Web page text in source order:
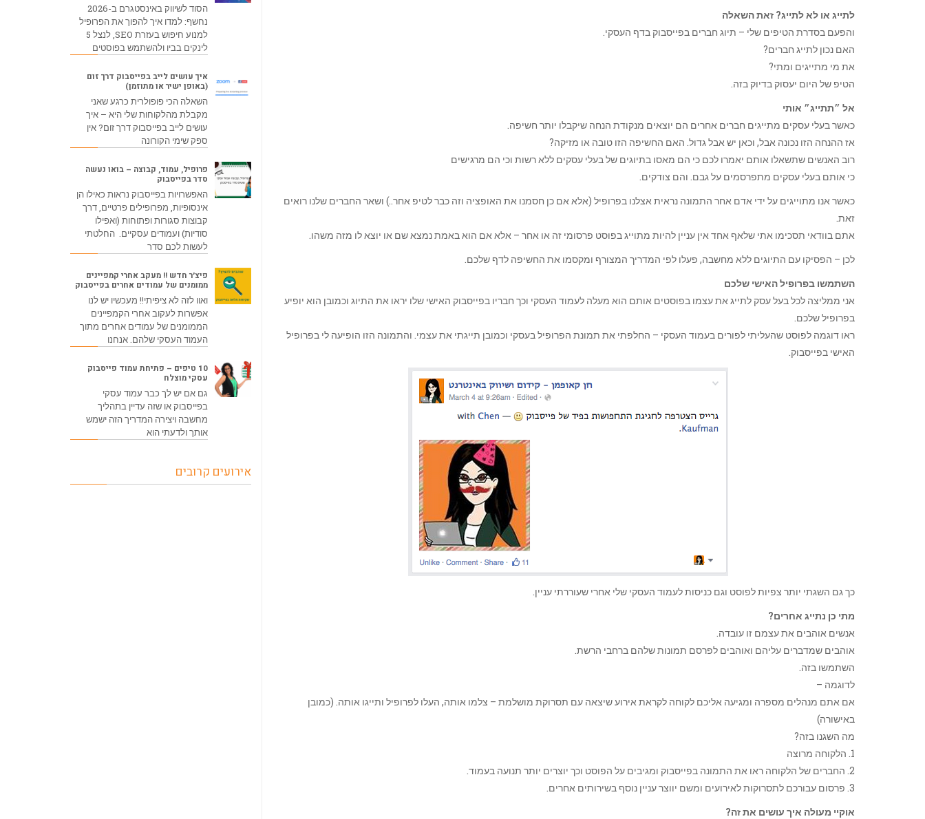
לתייג או לא לתייג? זאת השאלה
והפעם בסדרת הטיפים שלי – תיוג חברים בפייסבוק בדף העסקי.
האם נכון לתייג חברים?
את מי מתייגים ומתי?
הטיפ של היום יעסוק בדיוק בזה.
אל ״תתייג״ אותי
כאשר בעלי עסקים מתייגים חברים אחרים הם יוצאים מנקודת הנחה שיקבלו יותר חשיפה.
אז ההנחה הזו נכונה אבל, וכאן יש אבל גדול. האם החשיפה הזו טובה או מזיקה?
רוב האנשים שתשאלו אותם יאמרו לכם כי הם מאסו בתיוגים של בעלי עסקים ללא רשות וכי הם מרגישים
כי אותם בעלי עסקים מתפרסמים על גבם. והם צודקים.
כאשר אנו מתוייגים על ידי אדם אחר התמונה נראית אצלנו בפרופיל (אלא אם כן חסמנו את האופציה וזה כבר לטיפ אחר..) ושאר החברים שלנו רואים
זאת.
אתם בוודאי תסכימו אתי שלאף אחד אין עניין להיות מתוייג בפוסט פרסומי זה או אחר – אלא אם הוא באמת נמצא שם או יוצא לו מזה משהו.
לכן – הפסיקו עם התיוגים ללא מחשבה, פעלו לפי המדריך המצורף ומקסמו את החשיפה לדף שלכם.
השתמשו בפרופיל האישי שלכם
אני ממליצה לכל בעל עסק לתייג את עצמו בפוסטים אותם הוא מעלה לעמוד העסקי וכך חבריו בפייסבוק האישי שלו יראו את התיוג וכמובן הוא יופיע
בפרופיל שלכם.
ראו דוגמה לפוסט שהעליתי לפורים בעמוד העסקי – החלפתי את תמונת הפרופיל בעסקי וכמובן תייגתי את עצמי. והתמונה הזו הופיעה לי בפרופיל
האישי בפייסבוק.
כך גם השגתי יותר צפיות לפוסט וגם כניסות לעמוד העסקי שלי אחרי שעוררתי עניין.
מתי כן נתייג אחרים?
אנשים אוהבים את עצמם זו עובדה.
אוהבים שמדברים עליהם ואוהבים לפרסם תמונות שלהם ברחבי הרשת.
השתמשו בזה.
לדוגמה –
אם אתם מנהלים מספרה ומגיעה אליכם לקוחה לקראת אירוע שיצאה עם תסרוקת מושלמת – צלמו אותה, העלו לפרופיל ותייגו אותה. (כמובן
באישורה)
מה השגנו בזה?
1. הלקוחה מרוצה
2. החברים של הלקוחה ראו את התמונה בפייסבוק ומגיבים על הפוסט וכך יוצרים יותר תנועה בעמוד.
3. פרסום עבורכם לתסרוקות לאירועים ומשם יווצר עניין נוסף בשירותים אחרים.
אוקיי מעולה איך עושים את זה?
הסוד לשיווק באינסטגרם ב-2026
נחשף: למדו איך להפוך את הפרופיל
למנוע חיפוש בעזרת SEO, לנצל 5
לינקים בביו ולהשתמש בפוסטים
איך עושים לייב בפייסבוק דרך זום
(באופן ישיר או מתוזמן)
השאלה הכי פופולרית כרגע שאני
מקבלת מהלקוחות שלי היא – איך
עושים לייב בפייסבוק דרך זום? אין
ספק שימי הקורונה
פרופיל, עמוד, קבוצה – בואו נעשה
סדר בפייסבוק
האפשרויות בפייסבוק נראות כאילו הן
אינסופיות, מפרופילים פרטיים, דרך
קבוצות סגורות ופתוחות (ואפילו
סודיות) ועמודים עסקיים. החלטתי
לעשות לכם סדר
פיצ׳ר חדש !! מעקב אחרי קמפיינים
ממומנים של עמודים אחרים בפייסבוק
ואוו לזה לא ציפיתי!! מעכשיו יש לנו
אפשרות לעקוב אחרי הקמפיינים
הממומנים של עמודים אחרים מתוך
העמוד העסקי שלהם. אנחנו
10 טיפים – פתיחת עמוד פייסבוק
עסקי מוצלח
גם אם יש לך כבר עמוד עסקי
בפייסבוק או שזה עדיין בתהליך
מחשבה ויצירה המדריך הזה ישמש
אותך ולדעתי הוא
אירועים קרובים